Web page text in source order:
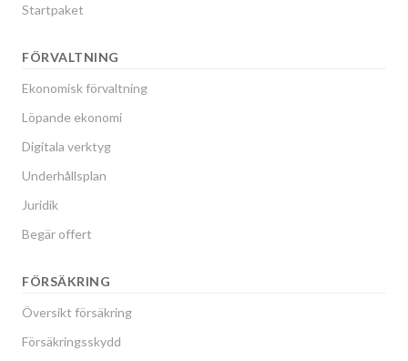
Startpaket
FÖRVALTNING
Ekonomisk förvaltning
Löpande ekonomi
Digitala verktyg
Underhållsplan
Juridik
Begär offert
FÖRSÄKRING
Översikt försäkring
Försäkringsskydd